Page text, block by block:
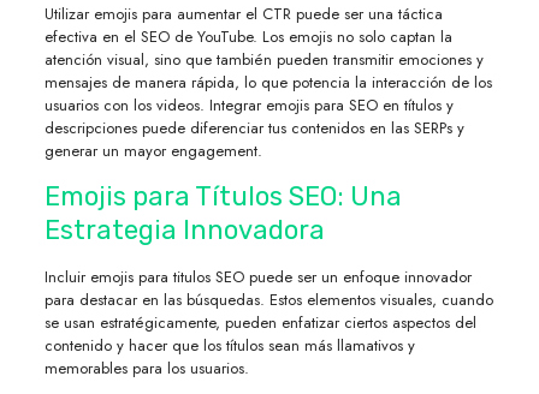
Utilizar emojis para aumentar el CTR puede ser una táctica
efectiva en el SEO de YouTube. Los emojis no solo captan la
atención visual, sino que también pueden transmitir emociones y
mensajes de manera rápida, lo que potencia la interacción de los
usuarios con los videos. Integrar emojis para SEO en títulos y
descripciones puede diferenciar tus contenidos en las SERPs y
generar un mayor engagement.
Emojis para Títulos SEO: Una
Estrategia Innovadora
Incluir emojis para titulos SEO puede ser un enfoque innovador
para destacar en las búsquedas. Estos elementos visuales, cuando
se usan estratégicamente, pueden enfatizar ciertos aspectos del
contenido y hacer que los títulos sean más llamativos y
memorables para los usuarios.